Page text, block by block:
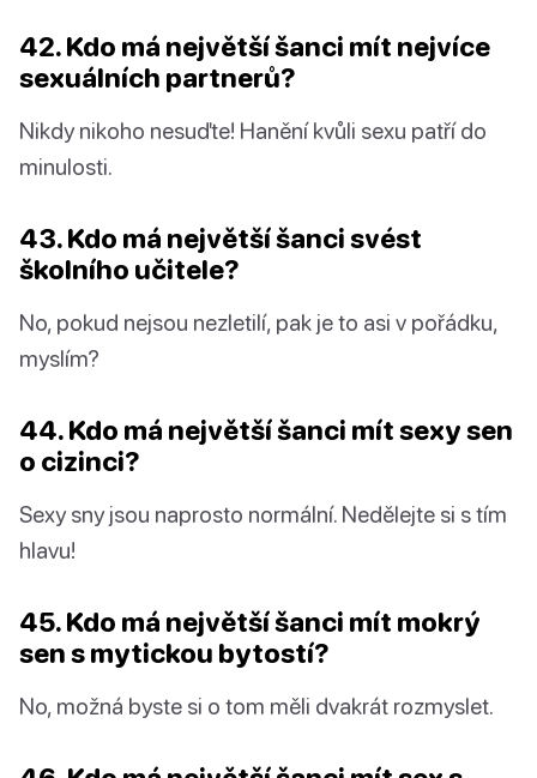
42. Kdo má největší šanci mít nejvíce
sexuálních partnerů?
Nikdy nikoho nesuďte! Hanění kvůli sexu patří do
minulosti.
43. Kdo má největší šanci svést
školního učitele?
No, pokud nejsou nezletilí, pak je to asi v pořádku,
myslím?
44. Kdo má největší šanci mít sexy sen
o cizinci?
Sexy sny jsou naprosto normální. Nedělejte si s tím
hlavu!
45. Kdo má největší šanci mít mokrý
sen s mytickou bytostí?
No, možná byste si o tom měli dvakrát rozmyslet.